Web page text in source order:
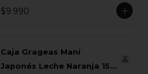
quieres.
$9.990
Caja Grageas Maní
Japonés Leche Naranja 150